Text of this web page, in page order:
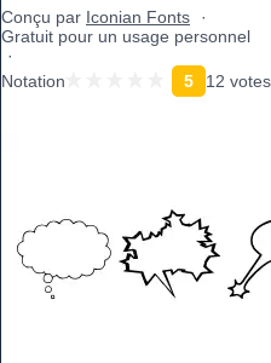
Conçu par Iconian Fonts
Gratuit pour un usage personnel
Notation 5 12 votes